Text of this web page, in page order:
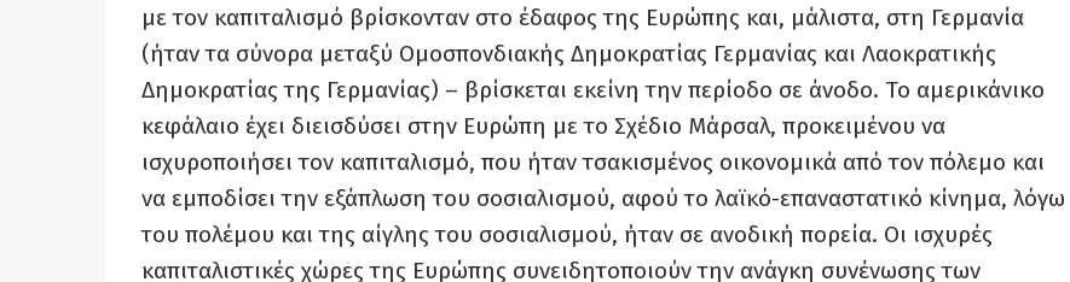
με τον καπιταλισμό βρίσκονταν στο έδαφος της Ευρώπης και, μάλιστα, στη Γερμανία
(ήταν τα σύνορα μεταξύ Ομοσπονδιακής Δημοκρατίας Γερμανίας και Λαοκρατικής
Δημοκρατίας της Γερμανίας) – βρίσκεται εκείνη την περίοδο σε άνοδο. Το αμερικάνικο
κεφάλαιο έχει διεισδύσει στην Ευρώπη με το Σχέδιο Μάρσαλ, προκειμένου να
ισχυροποιήσει τον καπιταλισμό, που ήταν τσακισμένος οικονομικά από τον πόλεμο και
να εμποδίσει την εξάπλωση του σοσιαλισμού, αφού το λαϊκό-επαναστατικό κίνημα, λόγω
του πολέμου και της αίγλης του σοσιαλισμού, ήταν σε ανοδική πορεία. Οι ισχυρές
καπιταλιστικές χώρες της Ευρώπης συνειδητοποιούν την ανάγκη συνένωσης των